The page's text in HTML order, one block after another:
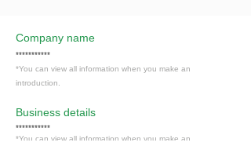
Company name
***********
*You can view all information when you make an
introduction.
​Business details
***********
*You can view all information when you make an